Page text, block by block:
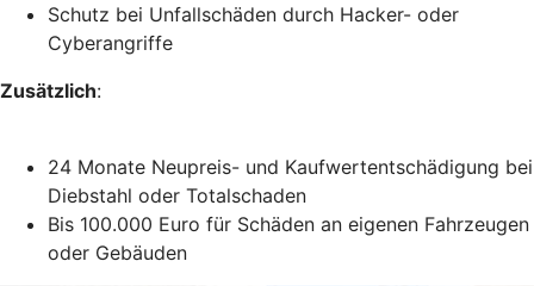
Schutz bei Unfallschäden durch Hacker- oder
Cyberangriffe
Zusätzlich:
24 Monate Neupreis- und Kaufwertentschädigung bei
Diebstahl oder Totalschaden
Bis 100.000 Euro für Schäden an eigenen Fahrzeugen
oder Gebäuden